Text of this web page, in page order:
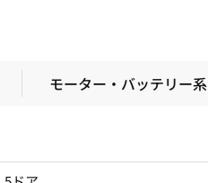
モーター・バッテリー系